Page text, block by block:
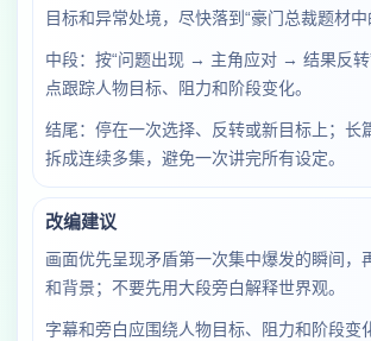
目标和异常处境，尽快落到“豪门总裁题材中
中段：按“问题出现 → 主角应对 → 结果反转
点跟踪人物目标、阻力和阶段变化。
结尾：停在一次选择、反转或新目标上；长
拆成连续多集，避免一次讲完所有设定。
改编建议
画面优先呈现矛盾第一次集中爆发的瞬间，
和背景；不要先用大段旁白解释世界观。
字幕和旁白应围绕人物目标、阻力和阶段变